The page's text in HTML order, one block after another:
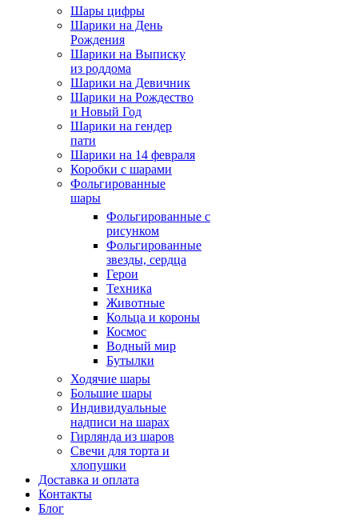
Шары цифры
Шарики на День
Рождения
Шарики на Выписку
из роддома
Шарики на Девичник
Шарики на Рождество
и Новый Год
Шарики на гендер
пати
Шарики на 14 февраля
Коробки с шарами
Фольгированные
шары
Фольгированные с
рисунком
Фольгированные
звезды, сердца
Герои
Техника
Животные
Кольца и короны
Космос
Водный мир
Бутылки
Ходячие шары
Большие шары
Индивидуальные
надписи на шарах
Гирлянда из шаров
Свечи для торта и
хлопушки
Доставка и оплата
Контакты
Блог